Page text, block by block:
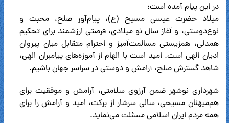
در این پیام آمده است:
میلاد حضرت عیسی مسیح (ع)، پیام‌آور صلح، محبت و
نوع‌دوستی، و آغاز سال نو میلادی، فرصتی ارزشمند برای تحکیم
همدلی، همزیستی مسالمت‌آمیز و احترام متقابل میان پیروان
ادیان الهی است. امید است با الهام از آموزه‌های پیامبران الهی،
شاهد گسترش صلح، آرامش و دوستی در سراسر جهان باشیم.
شهرداری نوشهر ضمن آرزوی سلامتی، آرامش و موفقیت برای
هم‌میهنان مسیحی، سالی سرشار از برکت، امید و آرامش را برای
همه مردم ایران اسلامی مسئلت می‌نماید.